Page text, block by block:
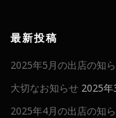
最新投稿
2025年5月の出店の知
大切なお知らせ 2025年
2025年4月の出店の知